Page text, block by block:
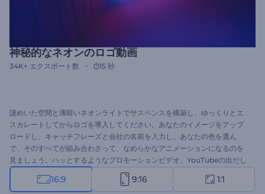
神秘的なネオンのロゴ動画
34K+ エクスポート数 15 秒
謎めいた空間と薄暗いネオンライトでサスペンスを構築し、ゆっくりとエ
スカレートしてからロゴを導入してください。あなたのイメージをアップ
ロードし、キャッチフレーズと会社の名前を入力し、あなたの色を選ん
で、そのすべてが組み合わさって、なめらかなアニメーションになるのを
見ましょう。ハッとするようなプロモーションビデオ、YouTubeの出だし
／エンディング、映画のスタート映像やその他にももっと作りましょう！
16:9 9:16 1:1